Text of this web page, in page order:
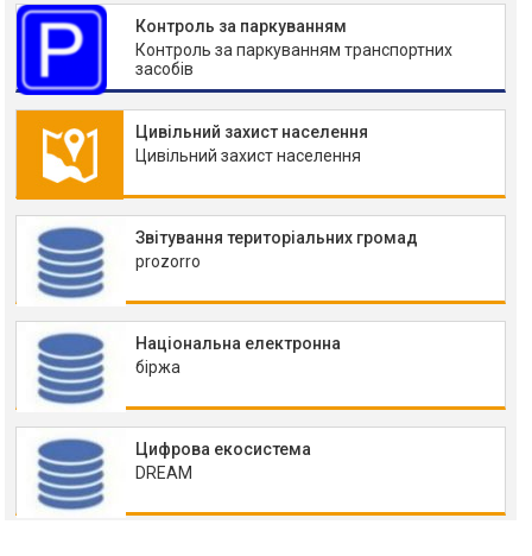
Контроль за паркуванням
Контроль за паркуванням транспортних
засобів
Цивільний захист населення
Цивільний захист населення
Звітування територіальних громад
prozorro
Національна електронна
біржа
Цифрова екосистема
DREAM